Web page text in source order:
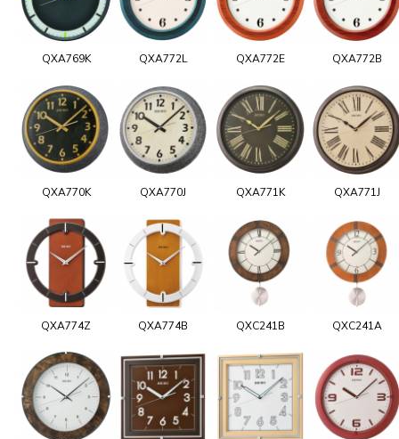
QXA769K QXA772L QXA772E QXA772B
QXA770K QXA770J QXA771K QXA771J
QXA774Z QXA774B QXC241B QXC241A